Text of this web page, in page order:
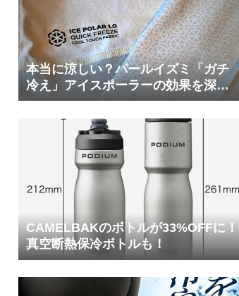
本当に涼しい？パールイズミ「ガチ
冷え」アイスポーラーの効果を深部
体温計COREで測ってみた
CAMELBAKのボトルが33%OFFに！
真空断熱保冷ボトルも！